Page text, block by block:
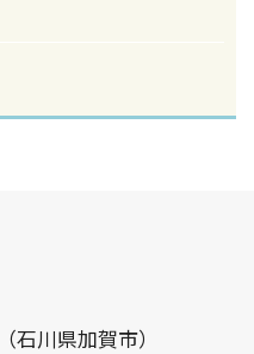
石川県加賀市）